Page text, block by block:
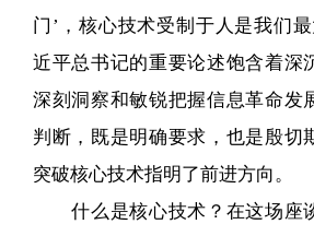
门’，核心技术受制于人是我们最
近平总书记的重要论述饱含着深
深刻洞察和敏锐把握信息革命发
判断，既是明确要求，也是殷切
突破核心技术指明了前进方向。
什么是核心技术？在这场座